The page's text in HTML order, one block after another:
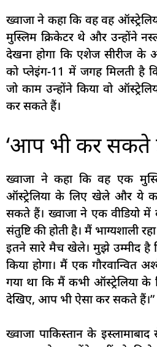
ख्वाजा ने कहा कि वह वह
मुस्लिम क्रिकेटर थे और उन्होंने
देखना होगा कि एशेज सीरीज के
को प्लेइंग-11 में जगह मिलती है
जो काम उन्होंने किया वो
कर सकते हैं।
‘आप भी कर सकते
ख्वाजा ने कहा कि वह एक
ऑस्ट्रेलिया के लिए खेले और ये
सकते हैं। ख्वाजा ने एक वीडियो
संतुष्टि की होती है। मैं भाग्यशाली
इतने सारे मैच खेले। मुझे उम्मीद है
किया होगा। मैं एक गौरवान्वित
गया था कि मैं कभी ऑस्ट्रेलिया
देखिए, आप भी ऐसा कर सकते हैं।”
ख्वाजा पाकिस्तान के